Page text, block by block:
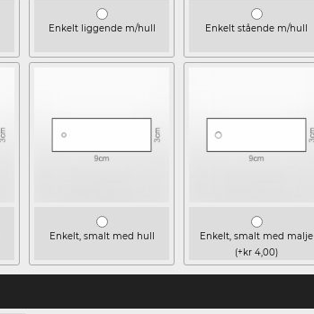
Enkelt liggende m/hull Enkelt stående m/hull
Enkelt, smalt med hull
Enkelt, smalt med malje
(+kr 4,00)